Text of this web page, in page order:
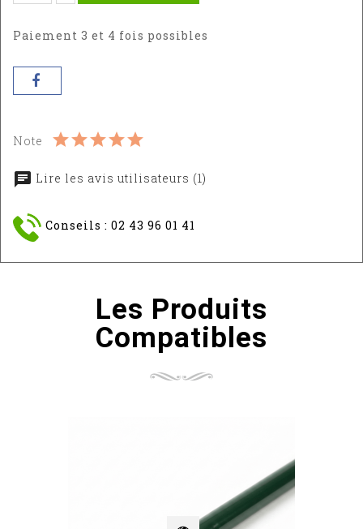
70166005
Paiement 3 et 4 fois possibles
Note
Lire les avis utilisateurs (1)
Conseils : 02 43 96 01 41
Les Produits
Compatibles